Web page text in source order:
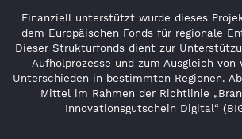
Finanziell unterstützt wurde dieses
dem Europäischen Fonds für regionale
Dieser Strukturfonds dient zur
Aufholprozesse und zum Ausgleich
Unterschieden in bestimmten Regionen.
Mittel im Rahmen der Richtlinie
Innovationsgutschein Digital“